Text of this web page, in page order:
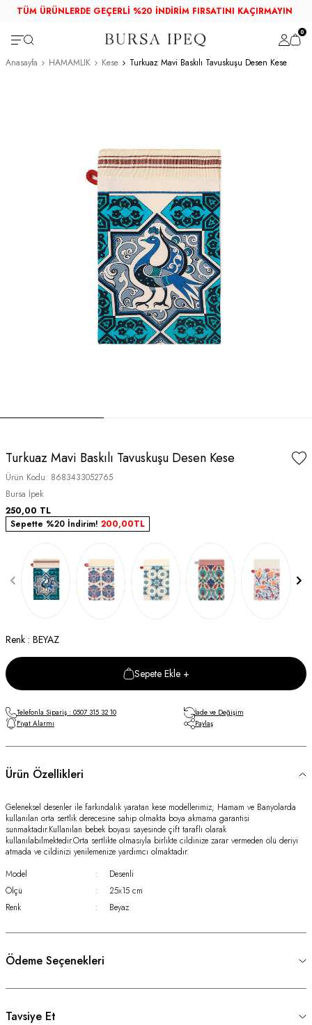
TÜM ÜRÜNLERDE GEÇERLİ %20 İNDİRİM FIRSATINI KAÇIRMAYIN
0
Anasayfa HAMAMLIK Kese Turkuaz Mavi Baskılı Tavuskuşu Desen Kese
Turkuaz Mavi Baskılı Tavuskuşu Desen Kese
Ürün Kodu: 8683433052765
Bursa İpek
250,00 TL
Sepette %20 İndirim! 200,00TL
Renk : BEYAZ
Sepete Ekle +
Telefonla Sipariş : 0507 315 32 10
İade ve Değişim
Fiyat Alarmı
Paylaş
Ürün Özellikleri
Geleneksel desenler ile farkındalık yaratan kese modellerimiz; Hamam ve Banyolarda
kullanılan orta sertlik derecesine sahip olmakta boya akmama garantisi
sunmaktadır.Kullanılan bebek boyası sayesinde çift taraflı olarak
kullanılabilmektedir.Orta sertlikte olmasıyla birlikte cildinize zarar vermeden ölü deriyi
atmada ve cildinizi yenilemenize yardımcı olmaktadır.
Model
:
Desenli
Ölçü
:
25x15 cm
Renk
: Beyaz
Ödeme Seçenekleri
Tavsiye Et